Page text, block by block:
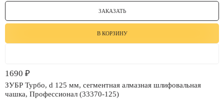
ЗАКАЗАТЬ
В КОРЗИНУ
1690 ₽
ЗУБР Турбо, d 125 мм, сегментная алмазная шлифовальная
чашка, Профессионал (33370-125)